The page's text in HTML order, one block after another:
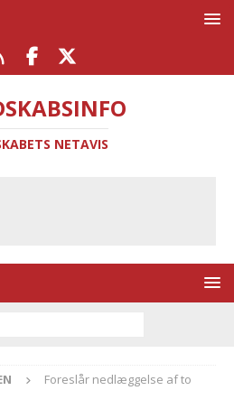
NETAVIS
Foreslår nedlæggelse af to